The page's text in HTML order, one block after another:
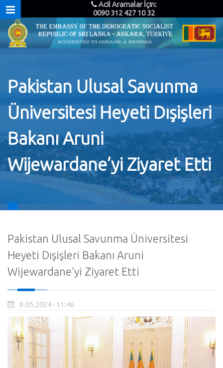
Acil Aramalar İçin:
0090 312 427 10 32
Pakistan Ulusal Savunma
Üniversitesi Heyeti Dışişleri
Bakanı Aruni
Wijewardane’yi Ziyaret Etti
Pakistan Ulusal Savunma Üniversitesi
Heyeti Dışişleri Bakanı Aruni
Wijewardane’yi Ziyaret Etti
8.05.2024 - 11:46